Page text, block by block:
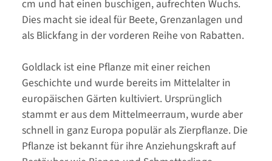
cm und hat einen buschigen, aufrechten Wuchs.
Dies macht sie ideal für Beete, Grenzanlagen und
als Blickfang in der vorderen Reihe von Rabatten.
Goldlack ist eine Pflanze mit einer reichen
Geschichte und wurde bereits im Mittelalter in
europäischen Gärten kultiviert. Ursprünglich
stammt er aus dem Mittelmeerraum, wurde aber
schnell in ganz Europa populär als Zierpflanze. Die
Pflanze ist bekannt für ihre Anziehungskraft auf